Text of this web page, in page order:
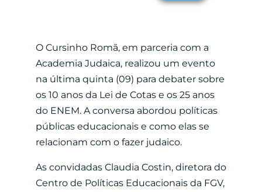
O Cursinho Romã, em parceria com a
Academia Judaica, realizou um evento
na última quinta (09) para debater sobre
os 10 anos da Lei de Cotas e os 25 anos
do ENEM. A conversa abordou políticas
públicas educacionais e como elas se
relacionam com o fazer judaico.
As convidadas Claudia Costin, diretora do
Centro de Políticas Educacionais da FGV,